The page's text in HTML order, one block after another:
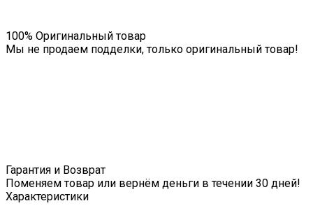
100% Оригинальный товар
Мы не продаем подделки, только оригинальный товар!
Гарантия и Возврат
Поменяем товар или вернём деньги в течении 30 дней!
Характеристики